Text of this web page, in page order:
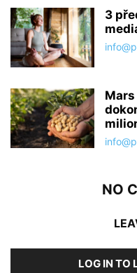
3
NO
LOG IN TO